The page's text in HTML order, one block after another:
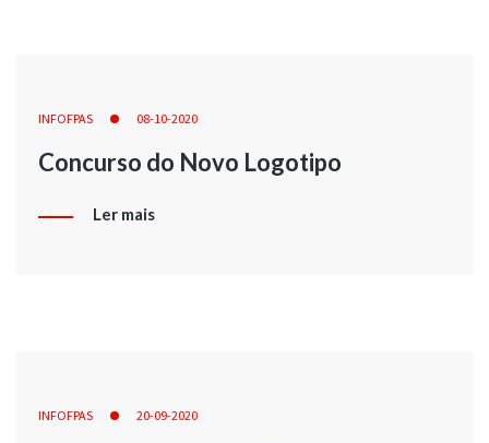
INFOFPAS 08-10-2020
Concurso do Novo Logotipo
Ler mais
INFOFPAS 20-09-2020